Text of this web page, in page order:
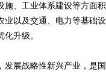
施、工业体系建设等方面
业以及交通、电力等基础
升级。
展战略性新兴产业，是国